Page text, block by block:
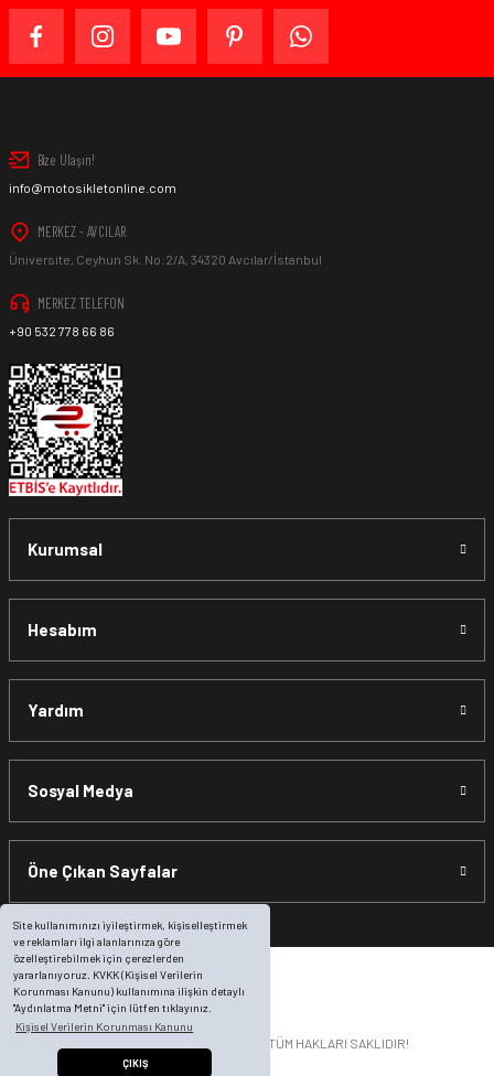
Site kullanımınızı iyileştirmek, kişiselleştirmek
ve reklamları ilgi alanlarınıza göre
özelleştirebilmek için çerezlerden
yararlanıyoruz. KVKK (Kişisel Verilerin
Korunması Kanunu) kullanımına ilişkin detaylı
"Aydınlatma Metni" için lütfen tıklayınız.
Kişisel Verilerin Korunması Kanunu
ÇIKIŞ
Bize Ulaşın!
info@motosikletonline.com
MERKEZ - AVCILAR
Üniversite, Ceyhun Sk. No:2/A, 34320 Avcılar/İstanbul
MERKEZ TELEFON
+90 532 778 66 86
Kurumsal
Hesabım
Yardım
Sosyal Medya
Öne Çıkan Sayfalar
© 2014 motosikletonline.com | TÜM HAKLARI SAKLIDIR!